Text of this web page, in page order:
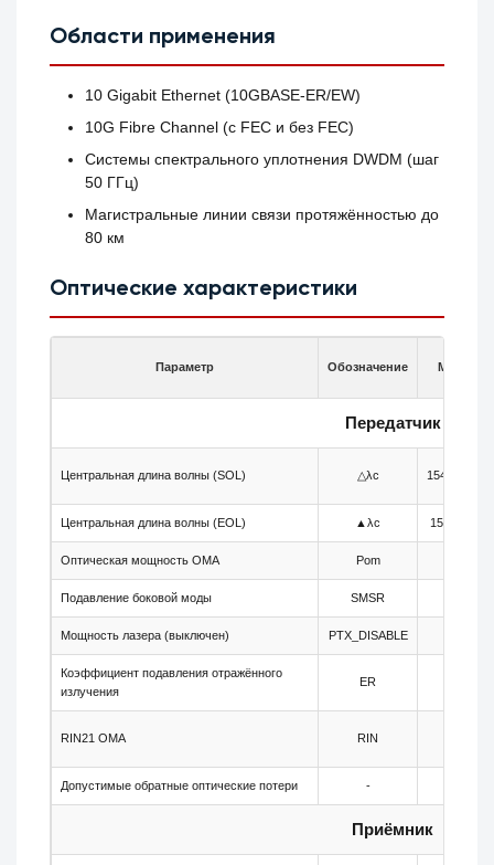
Области применения
10 Gigabit Ethernet (10GBASE-ER/EW)
10G Fibre Channel (с FEC и без FEC)
Системы спектрального уплотнения DWDM (шаг
50 ГГц)
Магистральные линии связи протяжённостью до
80 км
Оптические характеристики
Параметр Обозначение Мин.
Передатчик
Центральная длина волны (SOL) △λc 1543.305
Центральная длина волны (EOL) ▲λc 1543.23
Оптическая мощность OMA Pom
Подавление боковой моды SMSR
Мощность лазера (выключен) PTX_DISABLE
Коэффициент подавления отражённого
излучения
ER
RIN21 OMA RIN
Допустимые обратные оптические потери -
Приёмник